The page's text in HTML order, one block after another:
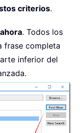
criterios.
. Todos los
frase completa
inferior del